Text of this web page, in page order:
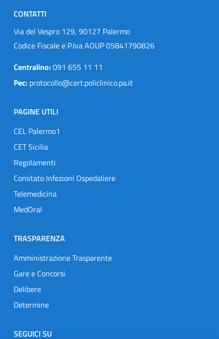
CONTATTI
Via del Vespro 129, 90127 Palermo
Codice Fiscale e P.Iva AOUP 05841790826
Centralino:091 655 11 11
Pec: protocollo@cert.policlinico.pa.it
PAGINE UTILI
CEL Palermo1
CET Sicilia
Regolamenti
Comitato Infezioni Ospedaliere
Telemedicina
MedOral
TRASPARENZA
Amministrazione Trasparente
Gare e Concorsi
Delibere
Determine
SEGUICI SU